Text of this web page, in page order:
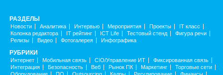
РАЗДЕЛЫ
Новости Аналитика Интервью Мероприятия Проекты
IT класс
Колонка редактора
IT рейтинг ICT Life Тестовый стенд
Фигура речи
Релизы
Видео Фотогалерея Инфографика
РУБРИКИ
Интернет Мобильная связь CIO/Управление ИТ
Фиксированная связь
Интеграция
Безопасность Веб Рынок ПК Маркетинг
Торговые сети